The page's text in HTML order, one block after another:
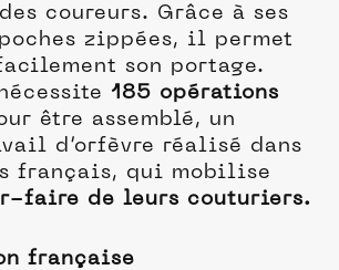
coureurs. Grâce à ses
zippées, il permet
son portage.
185 opérations
être assemblé, un
d’orfèvre réalisé dans
français, qui mobilise
faire de leurs couturiers.
française